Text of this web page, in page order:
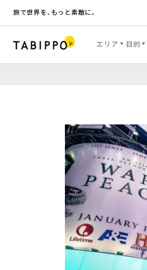
旅で世界を、もっと素敵に。
エリア 目的